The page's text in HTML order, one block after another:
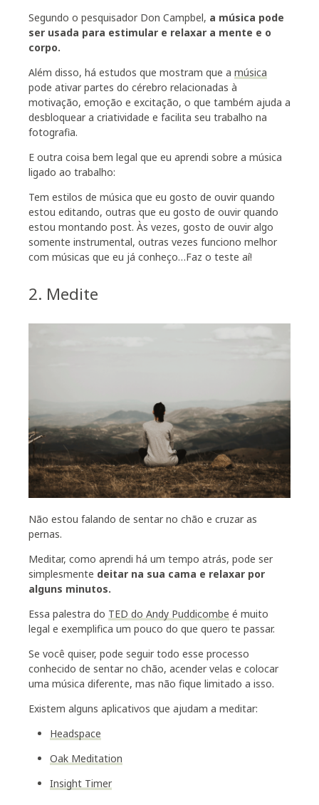
Segundo o pesquisador Don Campbel, a música pode
ser usada para estimular e relaxar a mente e o
corpo.
Além disso, há estudos que mostram que a música
pode ativar partes do cérebro relacionadas à
motivação, emoção e excitação, o que também ajuda a
desbloquear a criatividade e facilita seu trabalho na
fotografia.
E outra coisa bem legal que eu aprendi sobre a música
ligado ao trabalho:
Tem estilos de música que eu gosto de ouvir quando
estou editando, outras que eu gosto de ouvir quando
estou montando post. Às vezes, gosto de ouvir algo
somente instrumental, outras vezes funciono melhor
com músicas que eu já conheço…Faz o teste aí!
2. Medite
Não estou falando de sentar no chão e cruzar as
pernas.
Meditar, como aprendi há um tempo atrás, pode ser
simplesmente deitar na sua cama e relaxar por
alguns minutos.
Essa palestra do TED do Andy Puddicombe é muito
legal e exemplifica um pouco do que quero te passar.
Se você quiser, pode seguir todo esse processo
conhecido de sentar no chão, acender velas e colocar
uma música diferente, mas não fique limitado a isso.
Existem alguns aplicativos que ajudam a meditar:
Headspace
Oak Meditation
Insight Timer